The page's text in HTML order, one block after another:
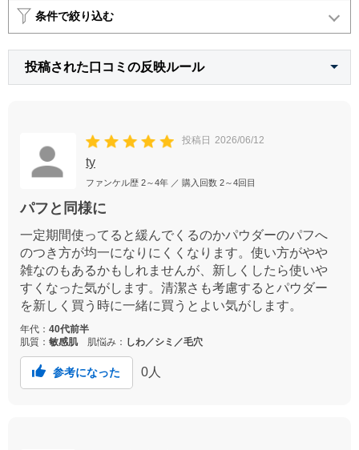
条件で絞り込む
投稿された口コミの反映ルール
投稿日 2026/06/12
ty
ファンケル歴 2～4年 ／ 購入回数 2～4回目
パフと同様に
一定期間使ってると緩んでくるのかパウダーのパフへ
のつき方が均一になりにくくなります。使い方がやや
雑なのもあるかもしれませんが、新しくしたら使いや
すくなった気がします。清潔さも考慮するとパウダー
を新しく買う時に一緒に買うとよい気がします。
年代： 40代前半
肌質： 敏感肌 肌悩み： しわ／シミ／毛穴
参考になった 0 人